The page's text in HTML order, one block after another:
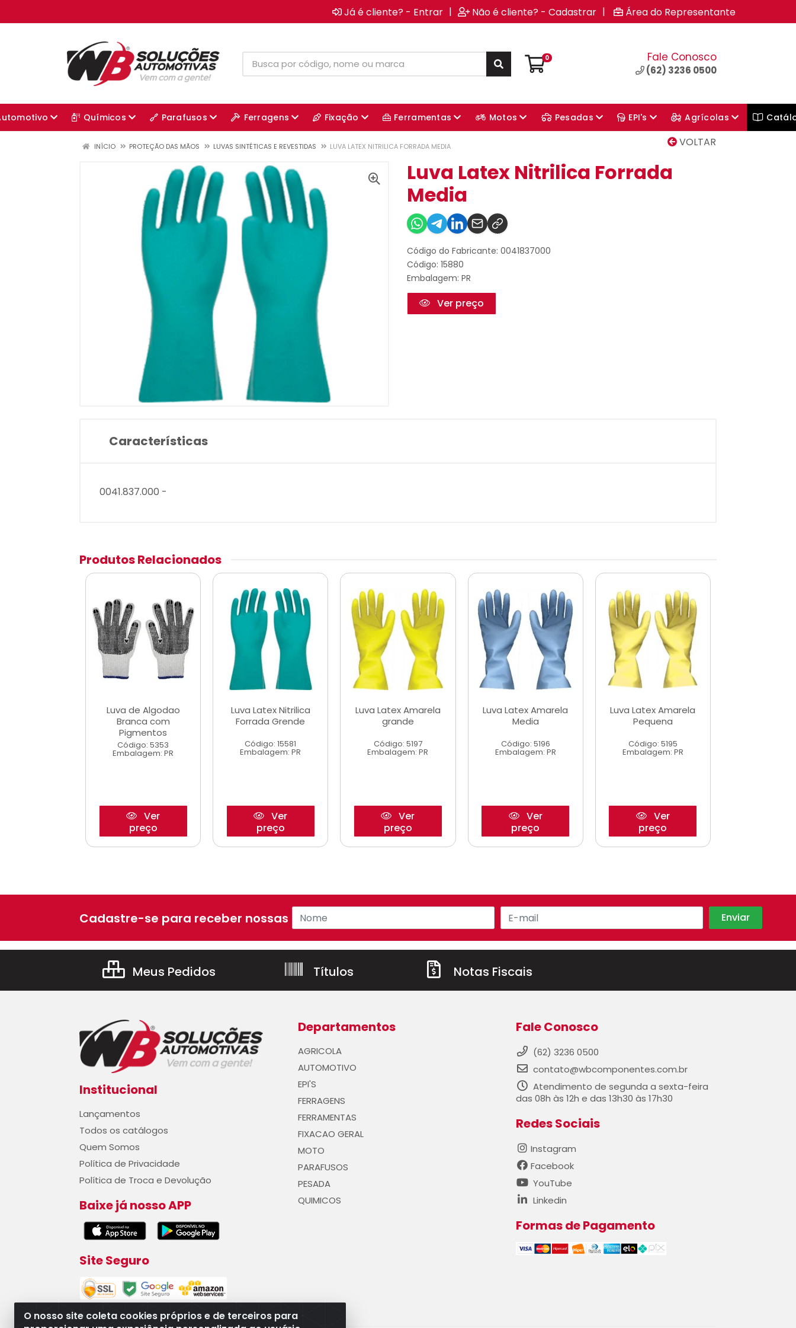
Já é cliente? - Entrar | Não é cliente? - Cadastrar | Área do Representante
0 Fale Conosco
(62) 3236 0500
Químicos Parafusos Ferragens Fixação Ferramentas Motos Pesadas EPI's Agrícolas
VOLTAR
INÍCIO PROTEÇÃO DAS MÃOS LUVAS SINTÉTICAS E REVESTIDAS LUVA LATEX NITRILICA FORRADA MEDIA
Luva Latex Nitrilica Forrada
Media
Código do Fabricante: 0041837000
Código: 15880
Embalagem: PR
Ver preço
Características
0041.837.000 -
Produtos Relacionados
Luva de Algodao
Branca com
Pigmentos
Código: 5353
Embalagem: PR
Ver
preço
Luva Latex Nitrilica
Forrada Grende
Código: 15581
Embalagem: PR
Ver
preço
Luva Latex Amarela
grande
Código: 5197
Embalagem: PR
Ver
preço
Luva Latex Amarela
Media
Código: 5196
Embalagem: PR
Ver
preço
Luva Latex Amarela
Pequena
Código: 5195
Embalagem: PR
Ver
preço
O nosso site coleta cookies próprios e de terceiros para
Cadastre-se para receber nossas ofertas!
Meus Pedidos Títulos Notas Fiscais
Institucional
Lançamentos
Todos os catálogos
Quem Somos
Política de Privacidade
Política de Troca e Devolução
Baixe já nosso APP
Site Seguro
Departamentos
AGRICOLA
AUTOMOTIVO
EPI'S
FERRAGENS
FERRAMENTAS
FIXACAO GERAL
MOTO
PARAFUSOS
PESADA
QUIMICOS
Fale Conosco
(62) 3236 0500
contato@wbcomponentes.com.br
Atendimento de segunda a sexta-feira
das 08h às 12h e das 13h30 às 17h30
Redes Sociais
Instagram
Facebook
YouTube
Linkedin
Formas de Pagamento